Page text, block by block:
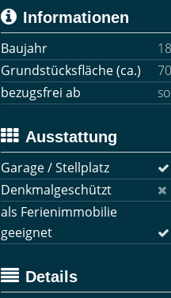
Informationen
Baujahr
Grundstücksfläche (ca.)
bezugsfrei ab
Ausstattung
Garage / Stellplatz
Denkmalgeschützt
als Ferienimmobilie
geeignet
Details